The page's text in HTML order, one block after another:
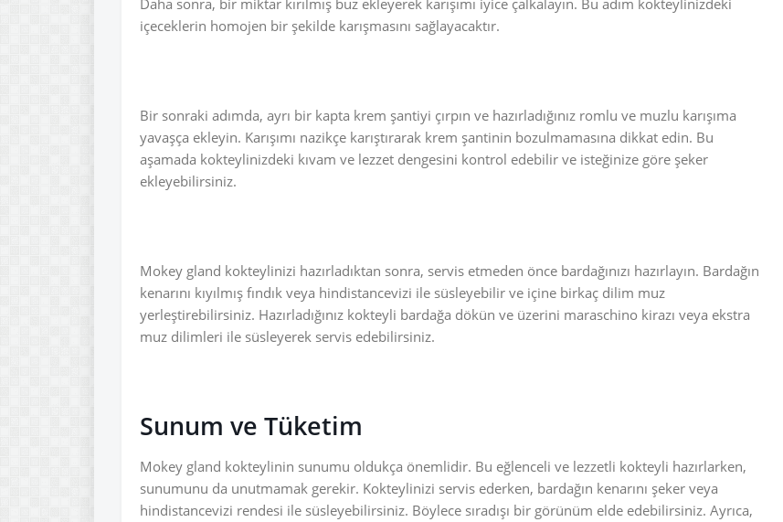
Daha sonra, bir miktar kırılmış buz ekleyerek karışımı iyice çalkalayın. Bu adım kokteylinizdeki
içeceklerin homojen bir şekilde karışmasını sağlayacaktır.
Bir sonraki adımda, ayrı bir kapta krem şantiyi çırpın ve hazırladığınız romlu ve muzlu karışıma
yavaşça ekleyin. Karışımı nazikçe karıştırarak krem şantinin bozulmamasına dikkat edin. Bu
aşamada kokteylinizdeki kıvam ve lezzet dengesini kontrol edebilir ve isteğinize göre şeker
ekleyebilirsiniz.
Mokey gland kokteylinizi hazırladıktan sonra, servis etmeden önce bardağınızı hazırlayın. Bardağın
kenarını kıyılmış fındık veya hindistancevizi ile süsleyebilir ve içine birkaç dilim muz
yerleştirebilirsiniz. Hazırladığınız kokteyli bardağa dökün ve üzerini maraschino kirazı veya ekstra
muz dilimleri ile süsleyerek servis edebilirsiniz.
Sunum ve Tüketim
Mokey gland kokteylinin sunumu oldukça önemlidir. Bu eğlenceli ve lezzetli kokteyli hazırlarken,
sunumunu da unutmamak gerekir. Kokteylinizi servis ederken, bardağın kenarını şeker veya
hindistancevizi rendesi ile süsleyebilirsiniz. Böylece sıradışı bir görünüm elde edebilirsiniz. Ayrıca,